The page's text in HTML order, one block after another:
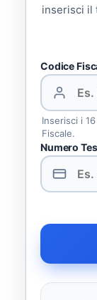
inserisci il
Codice
Inserisci i
Fiscale.
Numero